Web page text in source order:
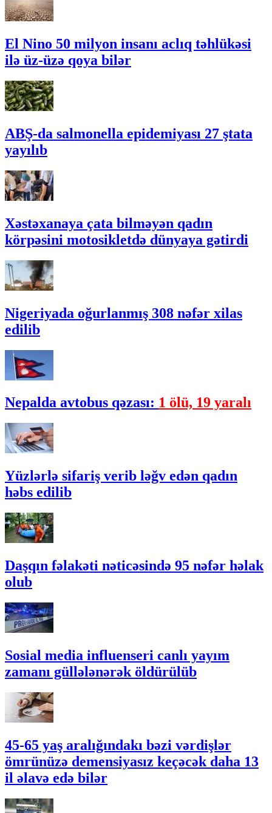
El Nino 50 milyon insanı aclıq təhlükəsi
ilə üz-üzə qoya bilər
ABŞ-da salmonella epidemiyası 27 ştata
yayılıb
Xəstəxanaya çata bilməyən qadın
körpəsini motosikletdə dünyaya gətirdi
Nigeriyada oğurlanmış 308 nəfər xilas
edilib
Nepalda avtobus qəzası: 1 ölü, 19 yaralı
Yüzlərlə sifariş verib ləğv edən qadın
həbs edilib
Daşqın fəlakəti nəticəsində 95 nəfər həlak
olub
Sosial media influenseri canlı yayım
zamanı güllələnərək öldürülüb
45-65 yaş aralığındakı bəzi vərdişlər
ömrünüzə demensiyasız keçəcək daha 13
il əlavə edə bilər